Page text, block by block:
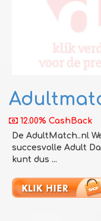
12.00% CashBack
De AdultMatch..nl
succesvolle Adult
kunt dus ...